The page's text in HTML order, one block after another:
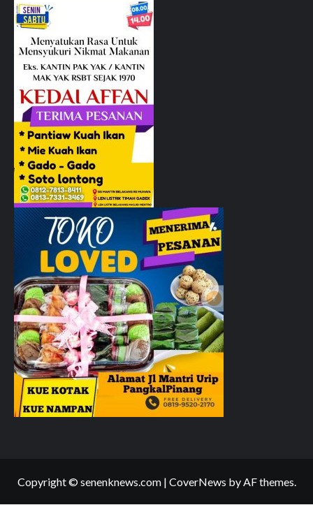
Copyright © senenknews.com | CoverNews by AF themes.